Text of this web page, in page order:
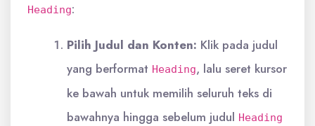
Heading:
Pilih Judul dan Konten: Klik pada judul
yang berformat Heading, lalu seret kursor
ke bawah untuk memilih seluruh teks di
bawahnya hingga sebelum judul Heading